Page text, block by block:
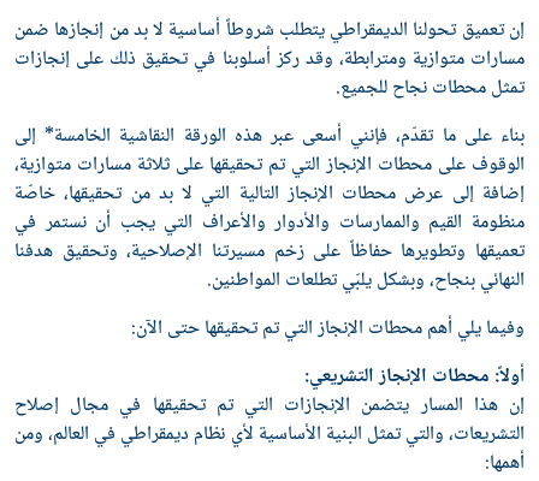
إن تعميق تحولنا الديمقراطي يتطلب شروطاً أساسية لا بد من إنجازها ضمن
مسارات متوازية ومترابطة، وقد ركز أسلوبنا في تحقيق ذلك على إنجازات
تمثل محطات نجاح للجميع.
بناء على ما تقدّم، فإنني أسعى عبر هذه الورقة النقاشية الخامسة* إلى
الوقوف على محطات الإنجاز التي تم تحقيقها على ثلاثة مسارات متوازية،
إضافة إلى عرض محطات الإنجاز التالية التي لا بد من تحقيقها، خاصّة
منظومة القيم والممارسات والأدوار والأعراف التي يجب أن نستمر في
تعميقها وتطويرها حفاظاً على زخم مسيرتنا الإصلاحية، وتحقيق هدفنا
النهائي بنجاح، وبشكل يلبّي تطلعات المواطنين.
وفيما يلي أهم محطات الإنجاز التي تم تحقيقها حتى الآن:
أولاً: محطات الإنجاز التشريعي:
إن هذا المسار يتضمن الإنجازات التي تم تحقيقها في مجال إصلاح
التشريعات، والتي تمثل البنية الأساسية لأي نظام ديمقراطي في العالم، ومن
أهمها: